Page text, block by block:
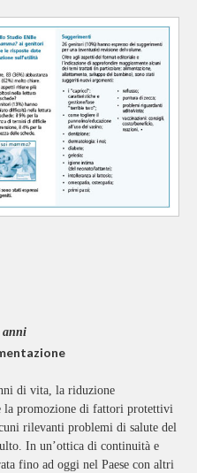
anni
di vita, la riduzione
la promozione di fattori protettivi
rilevanti problemi di salute del
In un’ottica di continuità e
fino ad oggi nel Paese con altri